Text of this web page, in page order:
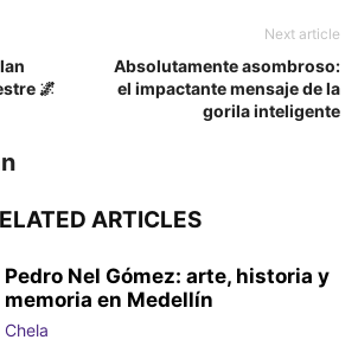
🌌
Next article
Absolutamente asombroso:
el impactante mensaje de la
gorila inteligente
ARTICLES
Pedro Nel Gómez: arte, historia y
memoria en Medellín
Chela